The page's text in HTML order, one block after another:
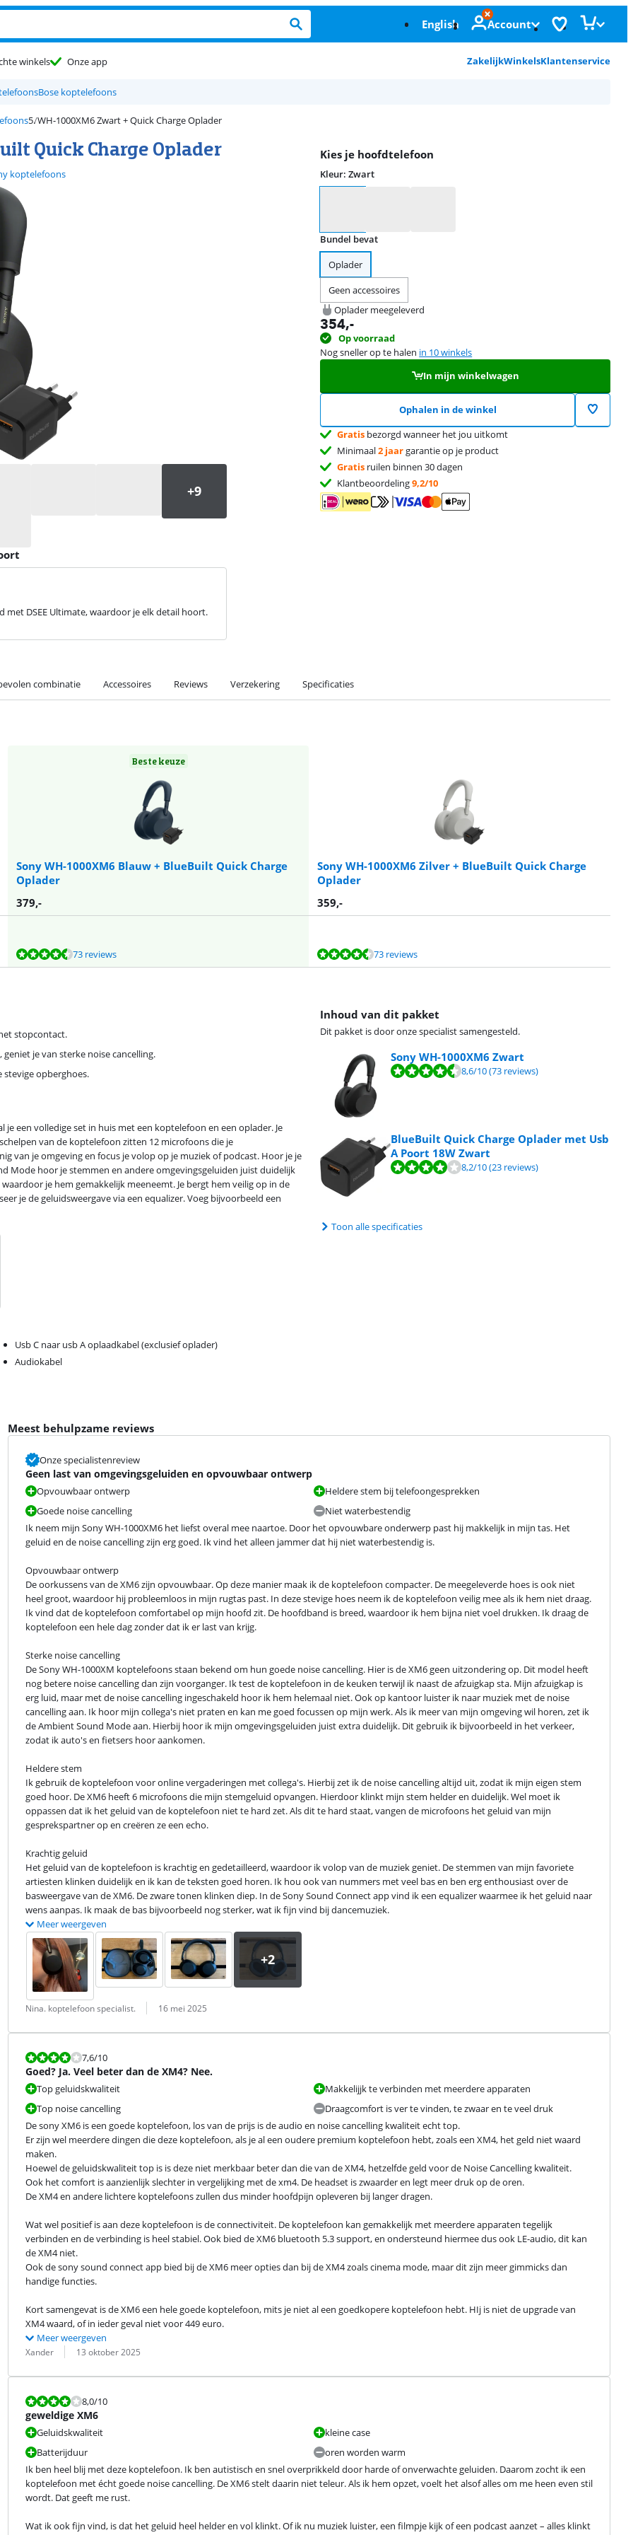
English Account
winkels Onze app ZakelijkWinkelsKlantenservice
Bose koptelefoons
WH-1000XM6 Zwart + Quick Charge Oplader
Quick Charge Oplader
koptelefoons
DSEE Ultimate, waardoor je elk detail hoort.
Kies je hoofdtelefoon
Kleur:Zwart
Bundel bevat
Oplader
Geen accessoires
Oplader meegeleverd
354,-
Op voorraad
Nog sneller op te halen in 10 winkels
In mijn winkelwagen
Ophalen in de winkel
Gratis bezorgd wanneer het jou uitkomt
Minimaal2 jaargarantie op je product
Gratis ruilen binnen 30 dagen
Klantbeoordeling9,2/10
combinatie Accessoires Reviews Verzekering Specificaties
Beste keuze
Sony WH-1000XM6 Blauw + BlueBuilt Quick Charge
Oplader
Sony WH-1000XM6 Zilver + BlueBuilt Quick Charge
Oplader
379,- 359,-
73 reviews 73 reviews
Inhoud van dit pakket
Dit pakket is door onze specialist samengesteld.
Sony WH-1000XM6 Zwart
8,6/10(73 reviews)
BlueBuilt Quick Charge Oplader met Usb
A Poort 18W Zwart
8,2/10(23 reviews)
Toon alle specificaties
stopcontact.
je van sterke noise cancelling.
stevige opberghoes.
je een volledige set in huis met een koptelefoon en een oplader. Je
van de koptelefoon zitten 12 microfoons die je
van je omgeving en focus je volop op je muziek of podcast. Hoor je je
Mode hoor je stemmen en andere omgevingsgeluiden juist duidelijk
je hem gemakkelijk meeneemt. Je bergt hem veilig op in de
je de geluidsweergave via een equalizer. Voeg bijvoorbeeld een
Usb C naar usb A oplaadkabel (exclusief oplader)
Audiokabel
Meest behulpzame reviews
Onze specialistenreview
Geen last van omgevingsgeluiden en opvouwbaar ontwerp
Opvouwbaar ontwerp
Goede noise cancelling
Heldere stem bij telefoongesprekken
Niet waterbestendig
Ik neem mijn Sony WH-1000XM6 het liefst overal mee naartoe. Door het opvouwbare onderwerp past hij makkelijk in mijn tas. Het
geluid en de noise cancelling zijn erg goed. Ik vind het alleen jammer dat hij niet waterbestendig is.
Opvouwbaar ontwerp
De oorkussens van de XM6 zijn opvouwbaar. Op deze manier maak ik de koptelefoon compacter. De meegeleverde hoes is ook niet
heel groot, waardoor hij probleemloos in mijn rugtas past. In deze stevige hoes neem ik de koptelefoon veilig mee als ik hem niet draag.
Ik vind dat de koptelefoon comfortabel op mijn hoofd zit. De hoofdband is breed, waardoor ik hem bijna niet voel drukken. Ik draag de
koptelefoon een hele dag zonder dat ik er last van krijg.
Sterke noise cancelling
De Sony WH-1000XM koptelefoons staan bekend om hun goede noise cancelling. Hier is de XM6 geen uitzondering op. Dit model heeft
nog betere noise cancelling dan zijn voorganger. Ik test de koptelefoon in de keuken terwijl ik naast de afzuigkap sta. Mijn afzuigkap is
erg luid, maar met de noise cancelling ingeschakeld hoor ik hem helemaal niet. Ook op kantoor luister ik naar muziek met de noise
cancelling aan. Ik hoor mijn collega's niet praten en kan me goed focussen op mijn werk. Als ik meer van mijn omgeving wil horen, zet ik
de Ambient Sound Mode aan. Hierbij hoor ik mijn omgevingsgeluiden juist extra duidelijk. Dit gebruik ik bijvoorbeeld in het verkeer,
zodat ik auto's en fietsers hoor aankomen.
Heldere stem
Ik gebruik de koptelefoon voor online vergaderingen met collega's. Hierbij zet ik de noise cancelling altijd uit, zodat ik mijn eigen stem
goed hoor. De XM6 heeft 6 microfoons die mijn stemgeluid opvangen. Hierdoor klinkt mijn stem helder en duidelijk. Wel moet ik
oppassen dat ik het geluid van de koptelefoon niet te hard zet. Als dit te hard staat, vangen de microfoons het geluid van mijn
gesprekspartner op en creëren ze een echo.
Krachtig geluid
Het geluid van de koptelefoon is krachtig en gedetailleerd, waardoor ik volop van de muziek geniet. De stemmen van mijn favoriete
artiesten klinken duidelijk en ik kan de teksten goed horen. Ik hou ook van nummers met veel bas en ben erg enthousiast over de
basweergave van de XM6. De zware tonen klinken diep. In de Sony Sound Connect app vind ik een equalizer waarmee ik het geluid naar
wens aanpas. Ik maak de bas bijvoorbeeld nog sterker, wat ik fijn vind bij dancemuziek.
Meer weergeven
Beoordeling door:
Nina. koptelefoon specialist.
Datum: 16 mei 2025
Beoordeling is 7,6 van de 10.
7,6/10
Goed? Ja. Veel beter dan de XM4? Nee.
Top geluidskwaliteit
Top noise cancelling
Makkelijjk te verbinden met meerdere apparaten
Draagcomfort is ver te vinden, te zwaar en te veel druk
De sony XM6 is een goede koptelefoon, los van de prijs is de audio en noise cancelling kwaliteit echt top.
Er zijn wel meerdere dingen die deze koptelefoon, als je al een oudere premium koptelefoon hebt, zoals een XM4, het geld niet waard
maken.
Hoewel de geluidskwaliteit top is is deze niet merkbaar beter dan die van de XM4, hetzelfde geld voor de Noise Cancelling kwaliteit.
Ook het comfort is aanzienlijk slechter in vergelijking met de xm4. De headset is zwaarder en legt meer druk op de oren.
De XM4 en andere lichtere koptelefoons zullen dus minder hoofdpijn opleveren bij langer dragen.
Wat wel positief is aan deze koptelefoon is de connectiviteit. De koptelefoon kan gemakkelijk met meerdere apparaten tegelijk
verbinden en de verbinding is heel stabiel. Ook bied de XM6 bluetooth 5.3 support, en ondersteund hiermee dus ook LE-audio, dit kan
de XM4 niet.
Ook de sony sound connect app bied bij de XM6 meer opties dan bij de XM4 zoals cinema mode, maar dit zijn meer gimmicks dan
handige functies.
Kort samengevat is de XM6 een hele goede koptelefoon, mits je niet al een goedkopere koptelefoon hebt. HIj is niet de upgrade van
XM4 waard, of in ieder geval niet voor 449 euro.
Meer weergeven
Beoordeling door:
Xander
Datum: 13 oktober 2025
Beoordeling is 8,0 van de 10.
8,0/10
geweldige XM6
Geluidskwaliteit
Batterijduur
kleine case
oren worden warm
Ik ben heel blij met deze koptelefoon. Ik ben autistisch en snel overprikkeld door harde of onverwachte geluiden. Daarom zocht ik een
koptelefoon met écht goede noise cancelling. De XM6 stelt daarin niet teleur. Als ik hem opzet, voelt het alsof alles om me heen even stil
wordt. Dat geeft me rust.
Wat ik ook fijn vind, is dat het geluid heel helder en vol klinkt. Of ik nu muziek luister, een filmpje kijk of een podcast aanzet – alles klinkt